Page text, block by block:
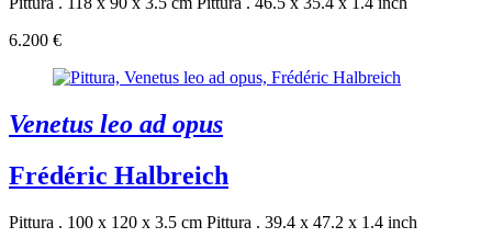
6.200 €
Venetus leo ad opus
Frédéric Halbreich
Pittura . 100 x 120 x 3.5 cm Pittura . 39.4 x 47.2 x 1.4 inch